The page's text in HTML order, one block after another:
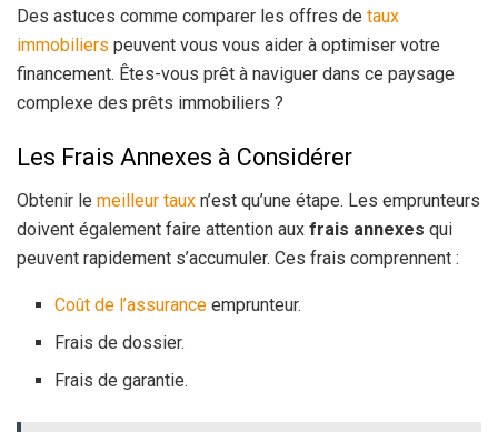
Des astuces comme comparer les offres de taux
immobiliers peuvent vous vous aider à optimiser votre
financement. Êtes-vous prêt à naviguer dans ce paysage
complexe des prêts immobiliers ?
Les Frais Annexes à Considérer
Obtenir le meilleur taux n’est qu’une étape. Les emprunteurs
doivent également faire attention aux frais annexes qui
peuvent rapidement s’accumuler. Ces frais comprennent :
Coût de l’assurance emprunteur.
Frais de dossier.
Frais de garantie.